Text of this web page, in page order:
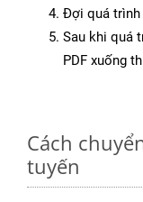
Đợi quá trình
Sau khi quá
PDF xuống
Cách
tuyến